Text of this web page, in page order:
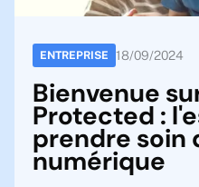
ENTREPRISE 18/09/2024
Bienvenue
Protected :
prendre soin
numérique